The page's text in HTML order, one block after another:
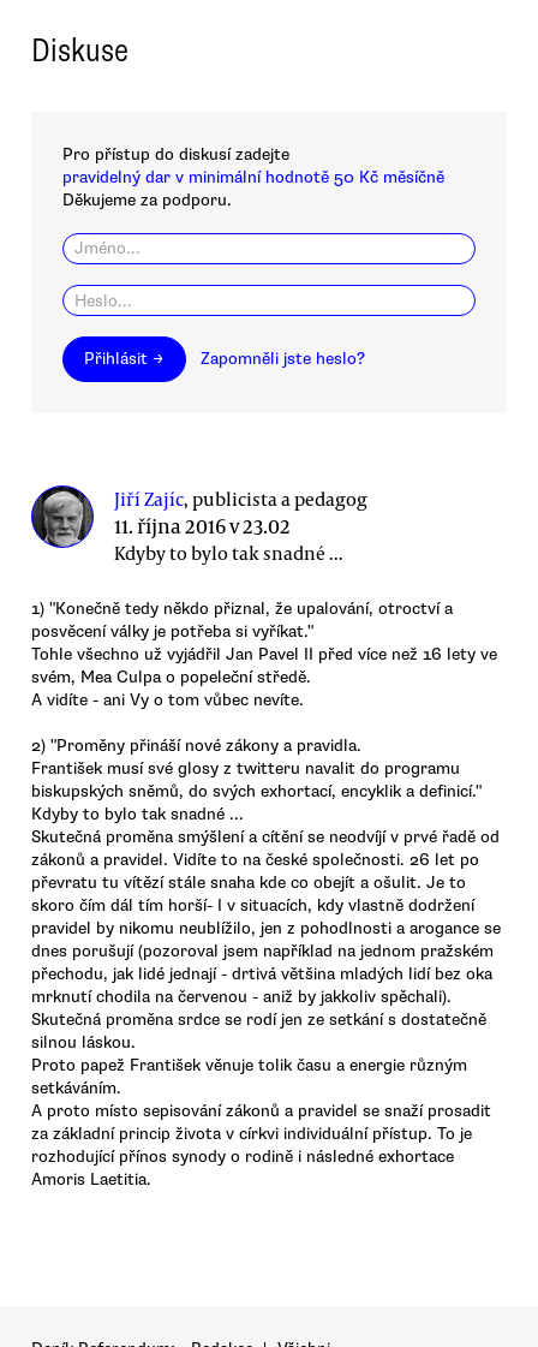
Diskuse
Pro přístup do diskusí zadejte
pravidelný dar v minimální hodnotě 50 Kč měsíčně
Děkujeme za podporu.
Přihlásit → Zapomněli jste heslo?
Jiří Zajíc, publicista a pedagog
11. října 2016 v 23.02
Kdyby to bylo tak snadné ...
1) "Konečně tedy někdo přiznal, že upalování, otroctví a
posvěcení války je potřeba si vyříkat."
Tohle všechno už vyjádřil Jan Pavel II před více než 16 lety ve
svém, Mea Culpa o popeleční středě.
A vidíte - ani Vy o tom vůbec nevíte.
2) "Proměny přináší nové zákony a pravidla.
František musí své glosy z twitteru navalit do programu
biskupských sněmů, do svých exhortací, encyklik a definicí."
Kdyby to bylo tak snadné ...
Skutečná proměna smýšlení a cítění se neodvíjí v prvé řadě od
zákonů a pravidel. Vidíte to na české společnosti. 26 let po
převratu tu vítězí stále snaha kde co obejít a ošulit. Je to
skoro čím dál tím horší- I v situacích, kdy vlastně dodržení
pravidel by nikomu neublížilo, jen z pohodlnosti a arogance se
dnes porušují (pozoroval jsem například na jednom pražském
přechodu, jak lidé jednají - drtivá většina mladých lidí bez oka
mrknutí chodila na červenou - aniž by jakkoliv spěchali).
Skutečná proměna srdce se rodí jen ze setkání s dostatečně
silnou láskou.
Proto papež František věnuje tolik času a energie různým
setkáváním.
A proto místo sepisování zákonů a pravidel se snaží prosadit
za základní princip života v církvi individuální přístup. To je
rozhodující přínos synody o rodině i následné exhortace
Amoris Laetitia.